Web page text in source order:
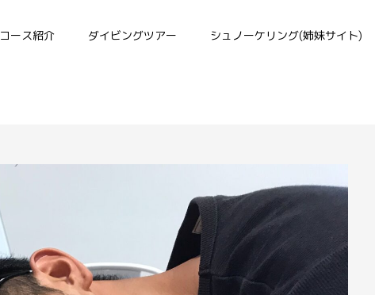
コース紹介 ダイビングツアー シュノーケリング(姉妹サイト)